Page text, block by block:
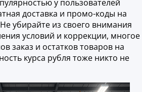
у пользователей
доставка и промо-коды на
убирайте из своего внимания
условий и коррекции, многое
заказ и остатков товаров на
курса рубля тоже никто не